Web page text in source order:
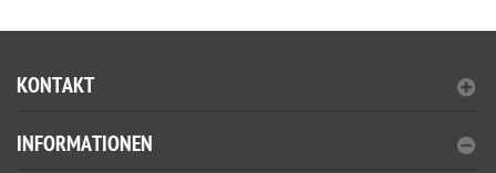
KONTAKT
INFORMATIONEN